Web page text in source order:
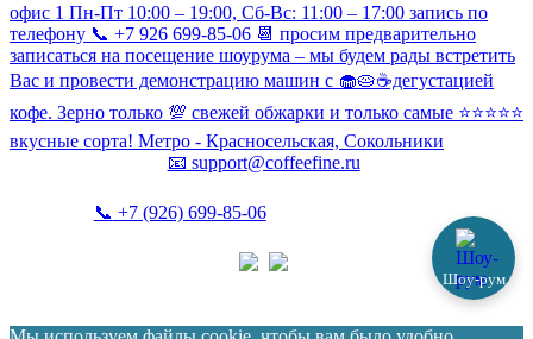
офис 1 Пн-Пт 10:00 – 19:00, Сб-Вс: 11:00 – 17:00 запись по
телефону 📞 +7 926 699-85-06 📆 просим предварительно
записаться на посещение шоурума – мы будем рады встретить
Вас и провести демонстрацию машин с 🧁🥧☕️дегустацией
кофе. Зерно только 💯 свежей обжарки и только самые ⭐️⭐️⭐️⭐️⭐️
вкусные сорта! Метро - Красносельская, Сокольники
📧 support@coffeefine.ru
📞 +7 (926) 699-85-06
Coffeefine.ru 2021-2026Шоу-рум